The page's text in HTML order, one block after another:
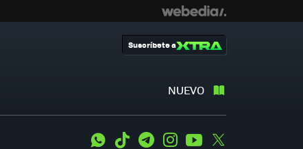
NUEVO
Suscríbete a
WhatsApp
Tiktok TelegramInstagramYoutube